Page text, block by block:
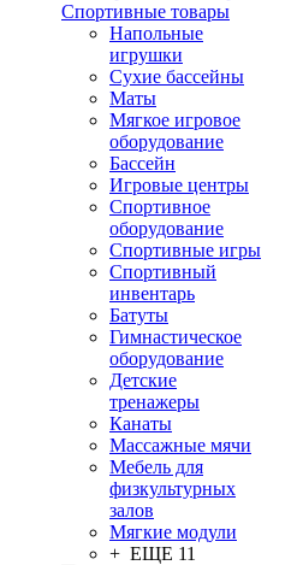
Спортивные товары
Напольные
игрушки
Сухие бассейны
Маты
Мягкое игровое
оборудование
Бассейн
Игровые центры
Спортивное
оборудование
Спортивные игры
Спортивный
инвентарь
Батуты
Гимнастическое
оборудование
Детские
тренажеры
Канаты
Массажные мячи
Мебель для
физкультурных
залов
Мягкие модули
+ ЕЩЕ 11